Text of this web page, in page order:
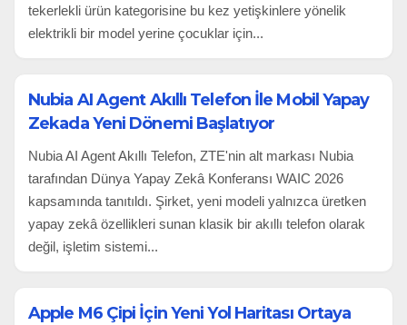
tekerlekli ürün kategorisine bu kez yetişkinlere yönelik
elektrikli bir model yerine çocuklar için...
Nubia AI Agent Akıllı Telefon İle Mobil Yapay
Zekada Yeni Dönemi Başlatıyor
Nubia AI Agent Akıllı Telefon, ZTE'nin alt markası Nubia
tarafından Dünya Yapay Zekâ Konferansı WAIC 2026
kapsamında tanıtıldı. Şirket, yeni modeli yalnızca üretken
yapay zekâ özellikleri sunan klasik bir akıllı telefon olarak
değil, işletim sistemi...
Apple M6 Çipi İçin Yeni Yol Haritası Ortaya